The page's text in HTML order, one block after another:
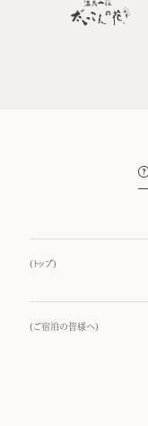
( トップ)
( ご宿泊の皆様へ)